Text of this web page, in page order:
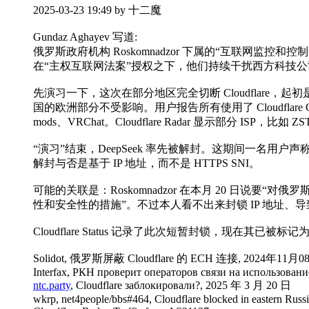
2025-03-23 19:49 by 十二魔
Gundaz Aghayev 写道:
俄罗斯政府机构 Roskomnadzor 下属的“互联网监控和控
在“主权互联网法案”授权之下，他们持续干扰西方科技
先演习一下，这次在部分地区完全切断 Cloudflare，起
国的欧洲部分不受影响。用户报告所有使用了 Cloudflare
mods、VRChat。Cloudflare Radar 显示部分 ISP，比如
“演习”结束，DeepSeek 率先被解封。这期间一名用户声
解封与否是基于 IP 地址，而不是 HTTPS SNI。
可能的关联是：Roskomnadzor 在本月 20 日说要“对俄
性和安全性的措施”。不过本人看不出来封锁 IP 地址、
Cloudflare Status 记录了此次短暂封锁，现在其已被标记
Solidot, 俄罗斯屏蔽 Cloudflare 的 ECH 连接, 2024年11月
Interfax, РКН проверит операторов связи на
ntc.party, Cloudflare заблокировали?, 2025 年 3 月 20 日
wkrp, net4people/bbs#464, Cloudflare blocked in eastern